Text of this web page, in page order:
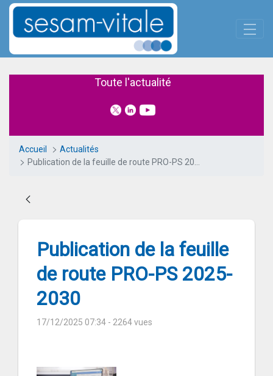
Saut au contenu principal
Publication de la feuille de
Toute l'actualité
Accueil
Actualités
Publication de la feuille de route PRO-PS 2025-2030
Publication de la feuille
de route PRO-PS 2025-
2030
17/12/2025 07:34 - 2264 vues
Panneau de gestion des cookies